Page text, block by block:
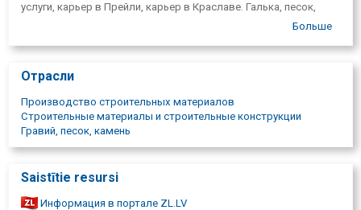
услуги, карьер в Прейли, карьер в Краславе. Галька, песок,
грунт, гальки, торф, валуны, чернозем, доставка щепок,
экскаватора в Прейли, копать пруды в Прейли, рыть канавы в
VOLVO120E, NewHolland W270, Komatsu W470, почва для
Больше
Отрасли
Производство строительных материалов
Строительные материалы и строительные конструкции
Гравий, песок, камень
Saistītie resursi
Информация в портале ZL.LV